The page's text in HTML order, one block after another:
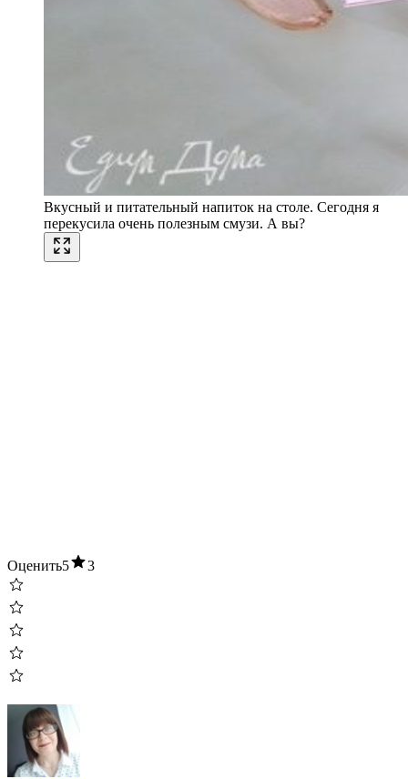
Вкусный и питательный напиток на столе. Сегодня я
перекусила очень полезным смузи. А вы?
Оценить5 3